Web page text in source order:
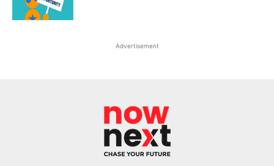
Advertisement